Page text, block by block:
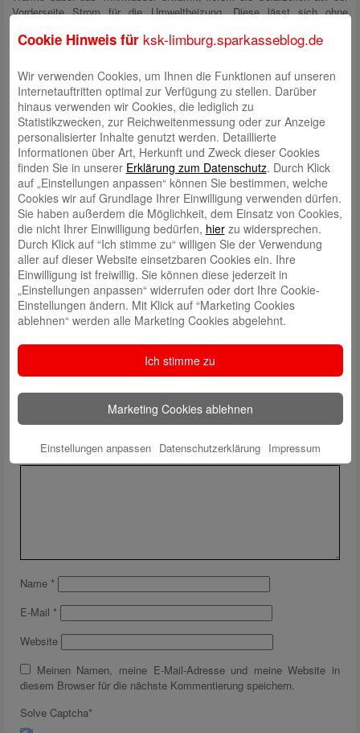
Vorderseite Strom für die Umweltheizung. Diese lässt sich ohne
Heizkosten, da ein Teil des benötigten Stroms vom eigenen Dach
Übrigens:
Planen Sie weitere Sanierungsmaßnahmen oder überlegen,
im gleichen Zuge das Dach zu sanieren?Wir unterstützen Sie gern
dabei!
Attraktiv: Hohe Zuschüsse zur Förderung der Photovoltaik
Anders als für reine Photovoltaikanlagen vergibt der Staat für PVT-
Module eine attraktive Förderung. Genau wie Solarthermieanlagen
bekommen Sanierer für diese Zuschüsse in Höhe von 30 bis 70 Prozent
über die Bundesförderung für effiziente Gebäude (BEG). Voraussetzung
ist, dass sie die kombinierten Solarmodule als Wärmeerzeuger
(Solarthermie) oder als Wärmequelle für eine Wärmepumpe einsetzen.
Außerdem sind die Fördermittel vor Maßnahmenbeginn online über das
KfW-Zuschussportal zu beantragen. Wer diesen Zeitpunkt bereits
verpasst hat, kann nachträglich den Steuerbonus für die Sanierung in
Anspruch nehmen und 20 Prozent der Sanierungskosten verteilt über
drei Jahre von der Steuer absetzen.
Ratgeberportal energie-fachberater.de
Schreibe einen Kommentar
sind mit*markiert
Name *
E-Mail *
Website
Meinen Namen, meine E-Mail-Adresse und meine Website in
diesem Browser für die nächste Kommentierung speichern.
Solve Captcha*
Cookie Hinweis für ksk-limburg.sparkasseblog.de
Wir verwenden Cookies, um Ihnen die Funktionen auf unseren
Internetauftritten optimal zur Verfügung zu stellen. Darüber
hinaus verwenden wir Cookies, die lediglich zu
Statistikzwecken, zur Reichweitenmessung oder zur Anzeige
personalisierter Inhalte genutzt werden. Detaillierte
Informationen über Art, Herkunft und Zweck dieser Cookies
finden Sie in unserer Erklärung zum Datenschutz. Durch Klick
auf „Einstellungen anpassen“ können Sie bestimmen, welche
Cookies wir auf Grundlage Ihrer Einwilligung verwenden dürfen.
Sie haben außerdem die Möglichkeit, dem Einsatz von Cookies,
die nicht Ihrer Einwilligung bedürfen, hierzu widersprechen.
Durch Klick auf “Ich stimme zu“ willigen Sie der Verwendung
aller auf dieser Website einsetzbaren Cookies ein. Ihre
Einwilligung ist freiwillig. Sie können diese jederzeit in
„Einstellungen anpassen“ widerrufen oder dort Ihre Cookie-
Einstellungen ändern. Mit Klick auf “Marketing Cookies
ablehnen“ werden alle Marketing Cookies abgelehnt.
Ich stimme zu
Marketing Cookies ablehnen
Einstellungen anpassen Datenschutzerklärung Impressum